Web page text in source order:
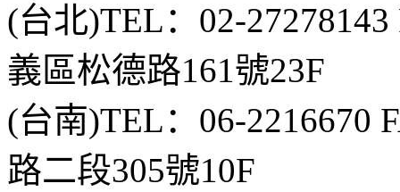
(台北)TEL：02-
義區松德路161號23F
(台南)TEL：06-2216670
路二段305號10F